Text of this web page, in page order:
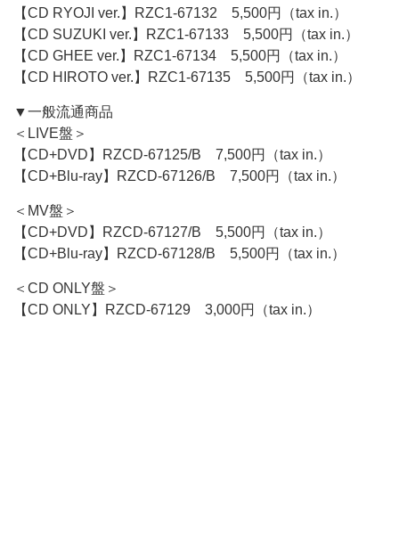
【CD RYOJI ver.】RZC1-67132 5,500円（tax in.）
【CD SUZUKI ver.】RZC1-67133 5,500円（tax in.）
【CD GHEE ver.】RZC1-67134 5,500円（tax in.）
【CD HIROTO ver.】RZC1-67135 5,500円（tax in.）
▼一般流通商品
＜LIVE盤＞
【CD+DVD】RZCD-67125/B 7,500円（tax in.）
【CD+Blu-ray】RZCD-67126/B 7,500円（tax in.）
＜MV盤＞
【CD+DVD】RZCD-67127/B 5,500円（tax in.）
【CD+Blu-ray】RZCD-67128/B 5,500円（tax in.）
＜CD ONLY盤＞
【CD ONLY】RZCD-67129 3,000円（tax in.）